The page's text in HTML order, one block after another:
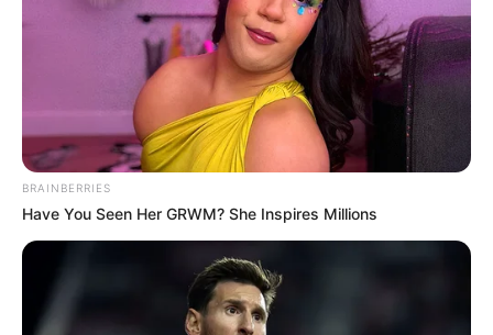
BRAINBERRIES
Have You Seen Her GRWM? She Inspires Millions